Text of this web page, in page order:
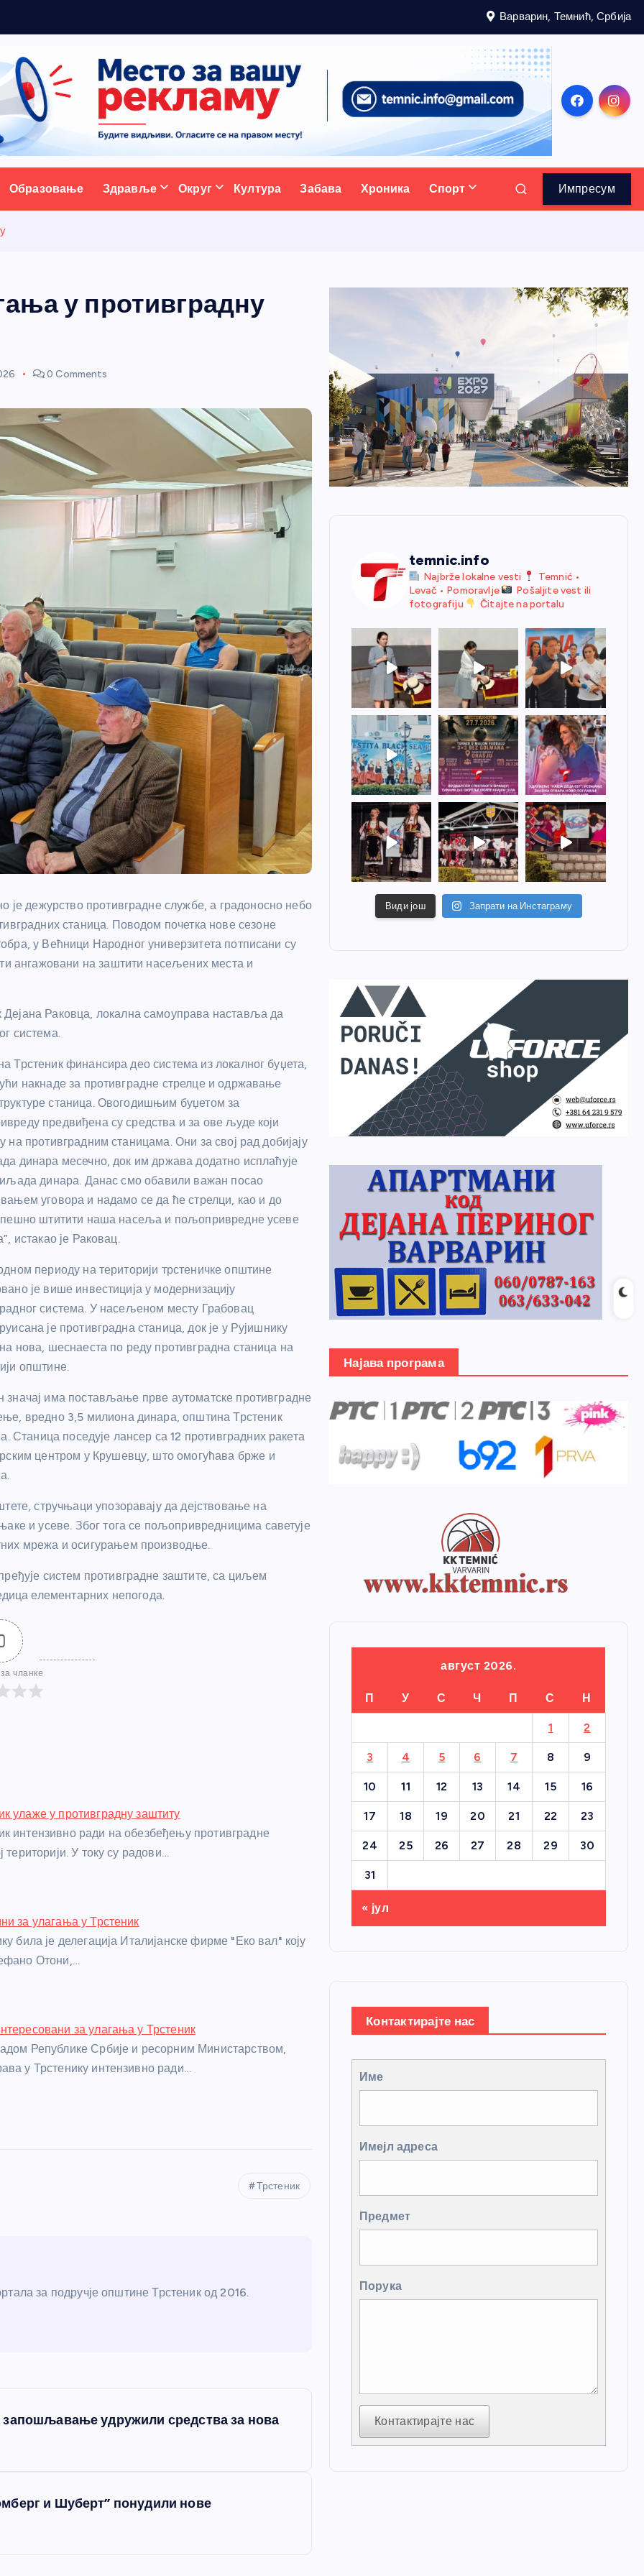
Варварин, Темнић, Србија
портал
Образовање Здравље Округ Култура Забава Хроника Спорт Импресум
у противградну
0 Comments
је дежурство противградне службе, а градоносно небо
станица. Поводом почетка нове сезоне
у Већници Народног универзитета потписани су
ангажовани на заштити насељених места и
Раковца, локална самоуправа наставља да
система.
Трстеник финансира део система из локалног буџета,
накнаде за противградне стрелце и одржавање
станица. Овогодишњим буџетом за
предвиђена су средства и за ове људе који
на противградним станицама. Они за свој рад добијају
динара месечно, док им држава додатно исплаћује
динара. Данас смо обавили важан посао
уговора и надамо се да ће стрелци, као и до
штитити наша насеља и пољопривредне усеве
истакао је Раковац.
периоду на територији трстеничке општине
је више инвестиција у модернизацију
система. У насељеном месту Грабовац
је противградна станица, док је у Рујишнику
нова, шеснаеста по реду противградна станица на
општине.
значај има постављање прве аутоматске противградне
вредно 3,5 милиона динара, општина Трстеник
Станица поседује лансер са 12 противградних ракета
центром у Крушевцу, што омогућава брже и
стручњаци упозоравају да дејствовање на
и усеве. Због тога се пољопривредницима саветује
мрежа и осигурањем производње.
систем противградне заштите, са циљем
елементарних непогода.
чланке
улаже у противградну заштиту
интензивно ради на обезбеђењу противградне
територији. У току су радови…
за улагања у Трстеник
била је делегација Италијанске фирме "Еко вал" коју
Отони,…
за улагања у Трстеник
Републике Србије и ресорним Министарством,
у Трстенику интензивно ради…
Трстеник
за подручје општине Трстеник од 2016.
удружили средства за нова
и Шуберт” понудили нове
temnic.info
Najbrže lokalne vesti
Temnić •
Levač • Pomoravlje
Pošaljite vest ili
fotografiju
Čitajte na portalu
Види још Запрати на Инстаграму
Најава програма
август 2026.
П У С Ч П С Н
1 2
3 4 5 6 7 8 9
10 11 12 13 14 15 16
17 18 19 20 21 22 23
24 25 26 27 28 29 30
31
« јул
Контактирајте нас
Име
Имејл адреса
Предмет
Порука
Контактирајте нас